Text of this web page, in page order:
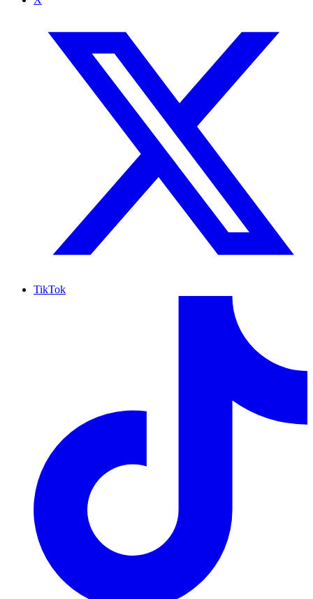
TikTok